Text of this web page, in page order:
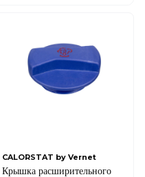
CALORSTAT by Vernet
Крышка расширительного